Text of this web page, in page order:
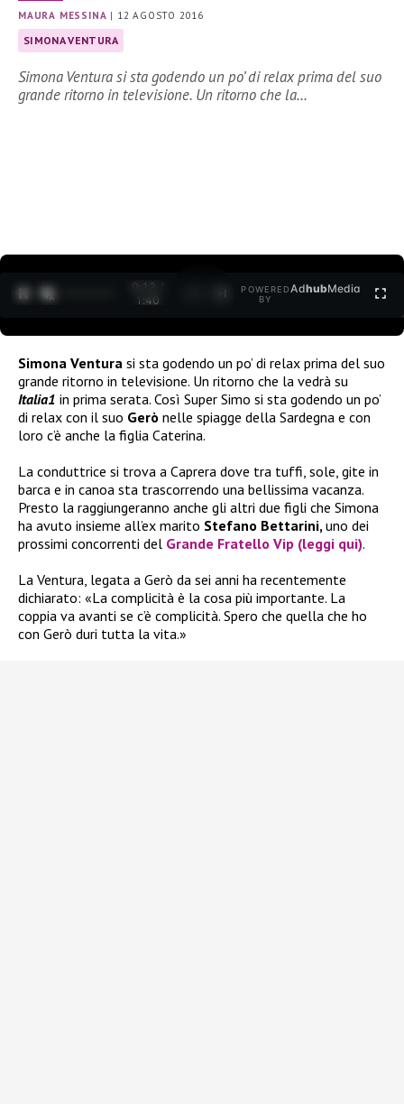
MAURA MESSINA | 12 AGOSTO 2016
SIMONA VENTURA
Simona Ventura si sta godendo un po’ di relax prima del suo
grande ritorno in televisione. Un ritorno che la…
0:12 /
1:40
POWERED
BY
AdhubMedia
Simona Ventura si sta godendo un po’ di relax prima del suo
grande ritorno in televisione. Un ritorno che la vedrà su
Italia1 in prima serata. Così Super Simo si sta godendo un po’
di relax con il suo Gerò nelle spiagge della Sardegna e con
loro c’è anche la figlia Caterina.
La conduttrice si trova a Caprera dove tra tuffi, sole, gite in
barca e in canoa sta trascorrendo una bellissima vacanza.
Presto la raggiungeranno anche gli altri due figli che Simona
ha avuto insieme all’ex marito Stefano Bettarini, uno dei
prossimi concorrenti del Grande Fratello Vip (leggi qui).
La Ventura, legata a Gerò da sei anni ha recentemente
dichiarato: «La complicità è la cosa più importante. La
coppia va avanti se c’è complicità. Spero che quella che ho
con Gerò duri tutta la vita.»